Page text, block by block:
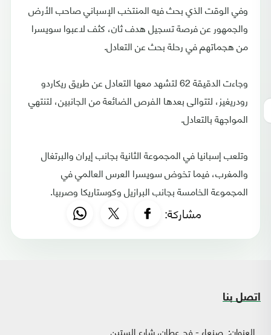
وفي الوقت الذي بحث فيه المنتخب الإسباني صاحب الأرض
والجمهور عن فرصة تسجيل هدف ثان، كثف لاعبوا سويسرا
من هجماتهم في رحلة بحث عن التعادل.
وجاءت الدقيقة 62 لتشهد معها التعادل عن طريق ريكاردو
رودريغيز، لتتوالى بعدها الفرص الضائعة من الجانبين، لتنتهي
المواجهة بالتعادل.
وتلعب إسبانيا في المجموعة الثانية بجانب إيران والبرتغال
والمغرب، فيما تخوض سويسرا العرس العالمي في
المجموعة الخامسة بجانب البرازيل وكوستاريكا وصربيا.
مشاركة:
اتصل بنا
العنوان: صنعاء - فج عطان، شارع الستين